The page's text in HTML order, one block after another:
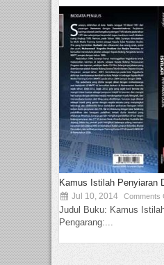
Kamus Istilah Penyiaran
Jul 10, 2014 Comments
Judul Buku: Kamus
Pengarang:...